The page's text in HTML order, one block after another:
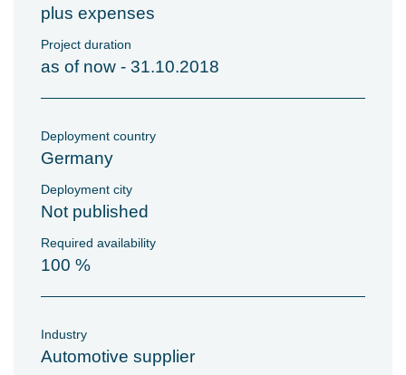
plus expenses
Project duration
as of now - 31.10.2018
Deployment country
Germany
Deployment city
Not published
Required availability
100 %
Industry
Automotive supplier